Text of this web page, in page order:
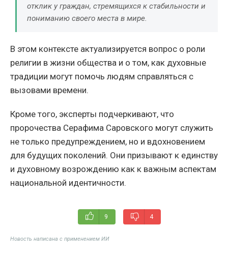
отклик у граждан, стремящихся к стабильности и
пониманию своего места в мире.
В этом контексте актуализируется вопрос о роли
религии в жизни общества и о том, как духовные
традиции могут помочь людям справляться с
вызовами времени.
Кроме того, эксперты подчеркивают, что
пророчества Серафима Саровского могут служить
не только предупреждением, но и вдохновением
для будущих поколений. Они призывают к единству
и духовному возрождению как к важным аспектам
национальной идентичности.
9 4
Новость написана с применением ИИ